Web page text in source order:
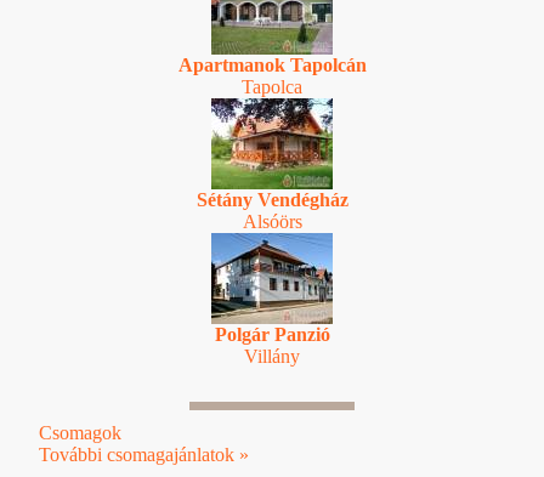
Apartmanok Tapolcán
Tapolca
Sétány Vendégház
Alsóörs
Polgár Panzió
Villány
Csomagok
További csomagajánlatok »